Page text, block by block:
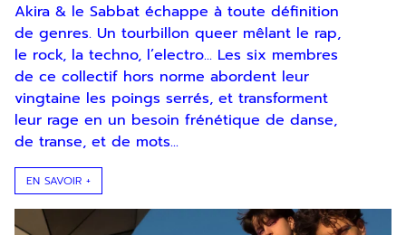
Akira & le Sabbat échappe à toute définition
de genres. Un tourbillon queer mêlant le rap,
le rock, la techno, l’electro... Les six membres
de ce collectif hors norme abordent leur
vingtaine les poings serrés, et transforment
leur rage en un besoin frénétique de danse,
de transe, et de mots...
EN SAVOIR +